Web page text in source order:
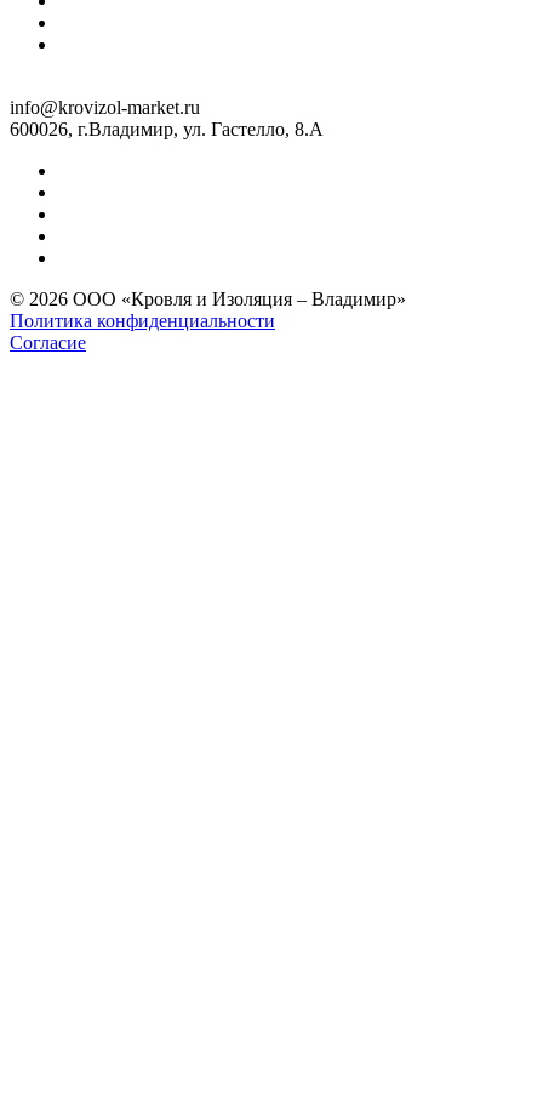
info@krovizol-market.ru
600026, г.Владимир, ул. Гастелло, 8.А
© 2026 ООО «Кровля и Изоляция – Владимир»
Политика конфиденциальности
Согласие